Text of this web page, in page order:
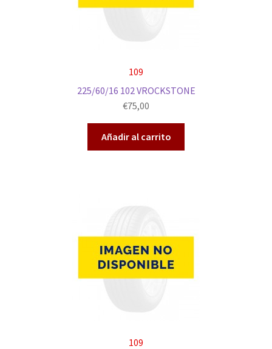
109
225/60/16 102 VROCKSTONE
€75,00
Añadir al carrito
109